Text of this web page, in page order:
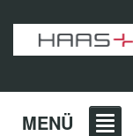
MENÜ